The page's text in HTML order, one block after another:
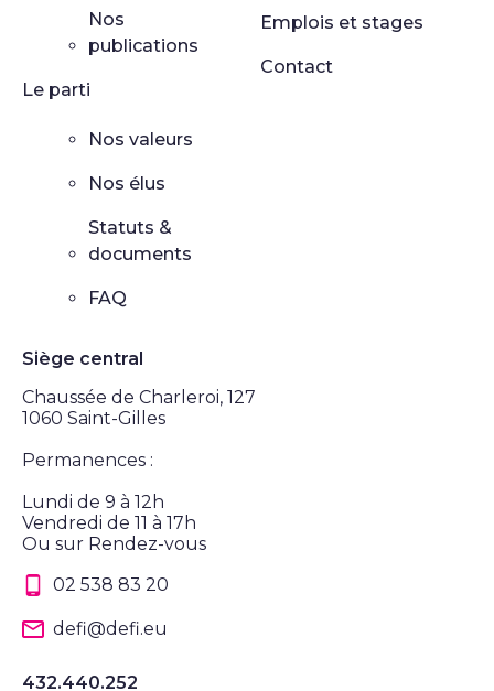
Nos
publications
Le parti
Nos valeurs
Nos élus
Statuts &
documents
FAQ
Emplois et stages
Contact
Siège central
Chaussée de Charleroi, 127
1060 Saint-Gilles
Permanences :
Lundi de 9 à 12h
Vendredi de 11 à 17h
Ou sur Rendez-vous
02 538 83 20
defi@defi.eu
432.440.252